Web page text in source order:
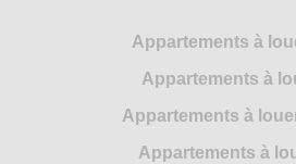
Appartements à
Appartements à
Appartements à
Appartements à